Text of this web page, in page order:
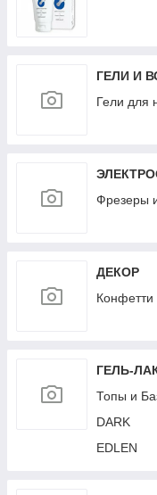
ГЕЛИ И
Гели для
Фрезеры
ДЕКОР
Конфетти
ГЕЛЬ-
Топы и
DARK
EDLEN